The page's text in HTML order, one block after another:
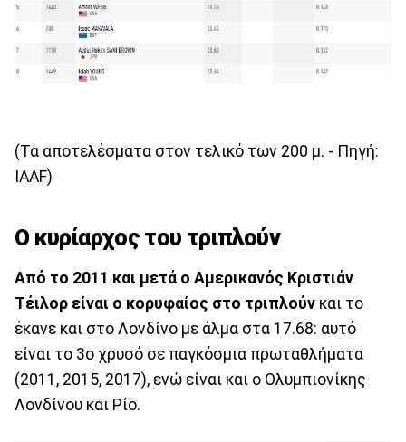
(Τα αποτελέσματα στον τελικό των 200 μ. - Πηγή:
IAAF)
Ο κυρίαρχος του τριπλούν
Από το 2011 και μετά ο Αμερικανός Κριστιάν
Τέιλορ είναι ο κορυφαίος στο τριπλούν και το
έκανε και στο Λονδίνο με άλμα στα 17.68: αυτό
είναι το 3ο χρυσό σε παγκόσμια πρωταθλήματα
(2011, 2015, 2017), ενώ είναι και ο Ολυμπιονίκης
Λονδίνου και Ρίο.